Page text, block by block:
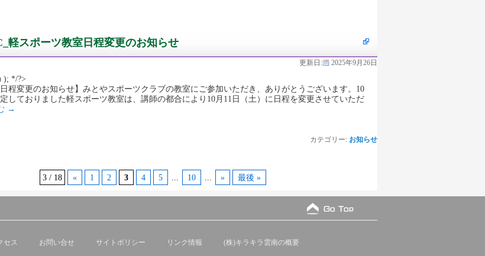
軽スポーツ教室日程変更のお知らせ
更新日: 2025年9月26日
); */?>
日程変更のお知らせ】みとやスポーツクラブの教室にご参加いただき、ありがとうございます。10
しておりました軽スポーツ教室は、講師の都合により10月11日（土）に日程を変更させていただ
→
カテゴリー: お知らせ
3 / 18 « 1 2 3 4 5 10 » 最後 »
セス お問い合せ サイトポリシー リンク情報 (株)キラキラ雲南の概要